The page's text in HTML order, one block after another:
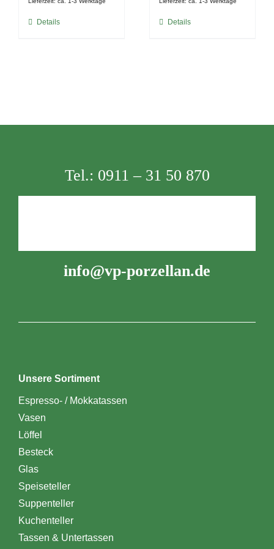
Details Details
Tel.: 0911 – 31 50 870
info@vp-porzellan.de
Unsere Sortiment
Espresso- / Mokkatassen
Vasen
Löffel
Besteck
Glas
Speiseteller
Suppenteller
Kuchenteller
Tassen & Untertassen